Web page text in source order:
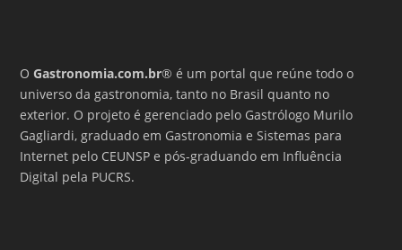
OGastronomia.com.br® é um portal que reúne todo o
universo da gastronomia, tanto no Brasil quanto no
exterior. O projeto é gerenciado pelo Gastrólogo Murilo
Gagliardi, graduado em Gastronomia e Sistemas para
Internet pelo CEUNSP e pós-graduando em Influência
Digital pela PUCRS.